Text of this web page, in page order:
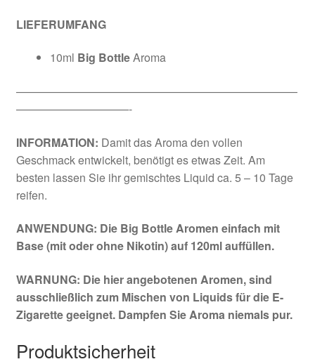
LIEFERUMFANG
10ml Big BottleAroma
—————————————————————————
——————————-
INFORMATION: Damit das Aroma den vollen
Geschmack entwickelt, benötigt es etwas Zeit. Am
besten lassen Sie ihr gemischtes Liquid ca. 5 – 10 Tage
reifen.
ANWENDUNG: Die Big Bottle Aromen einfach mit
Base (mit oder ohne Nikotin) auf 120ml auffüllen.
WARNUNG: Die hier angebotenen Aromen, sind
ausschließlich zum Mischen von Liquids für die E-
Zigarette geeignet. Dampfen Sie Aroma niemals pur.
Produktsicherheit